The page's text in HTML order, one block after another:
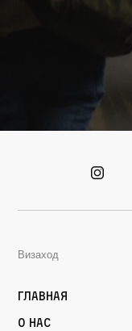
Визаход
Главная
О нас